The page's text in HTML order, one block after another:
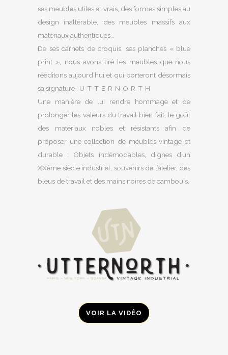
ses meubles utiles et vrais, des formes simples au
design inaltérable, des meubles massifs aux
matériaux authentiques…
De ses carnets de croquis, ses planches « blue
print », nous avons tiré les meubles que nous
rééditons aujourd’hui et qui porteront désormais
sa signature : UTTERNORTH
Une manière de lui rendre hommage et de
prolonger les valeurs du travail bien fait, le goût
des matériaux nobles et résistants afin de
proposer une collection de meubles vintage et
durable : Objets indémodables, dignes d’un
XXème siècle industriel, souvenirs de l’atelier, des
bleus de travail et des mains noires de cambouis.
VOIR LA VIDÉO